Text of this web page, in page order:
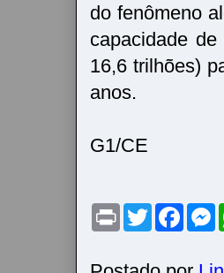
do fenômeno
capacidade
16,6 trilhões)
anos.
G1/CE
P
t
T
w
t
F
a
b
e
e